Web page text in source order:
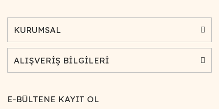
KURUMSAL
ALIŞVERİŞ BİLGİLERİ
E-BÜLTENE KAYIT OL